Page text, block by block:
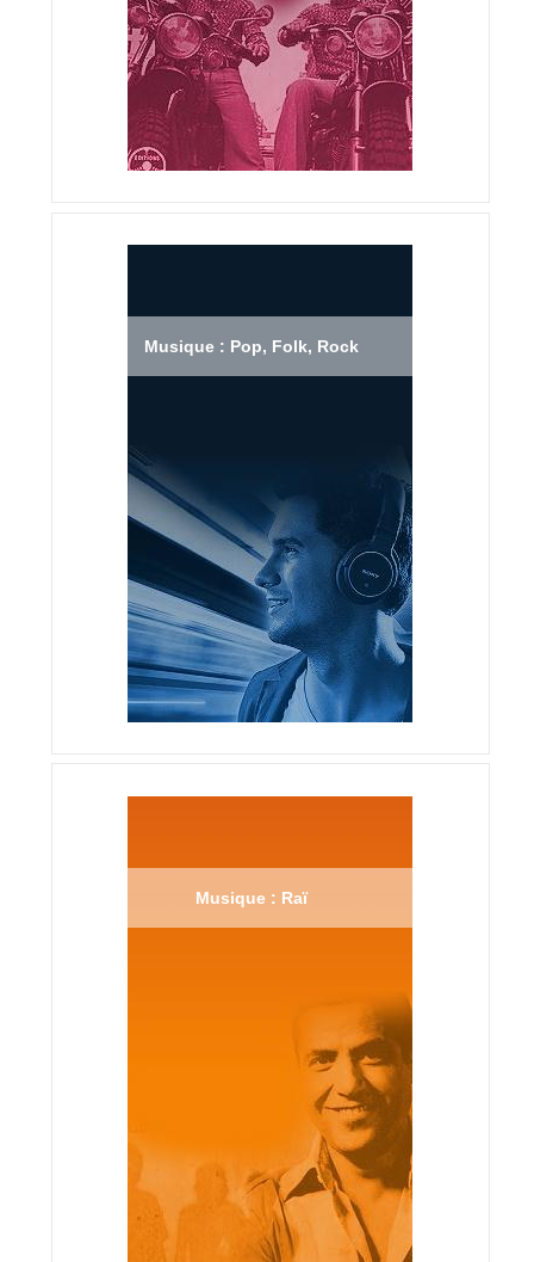
Musique : Pop, Folk, Rock
Musique : Raï